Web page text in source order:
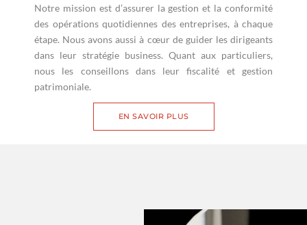
Notre mission est d’assurer la gestion et la conformité
des opérations quotidiennes des entreprises, à chaque
étape. Nous avons aussi à cœur de guider les dirigeants
dans leur stratégie business. Quant aux particuliers,
nous les conseillons dans leur fiscalité et gestion
patrimoniale.
EN SAVOIR PLUS